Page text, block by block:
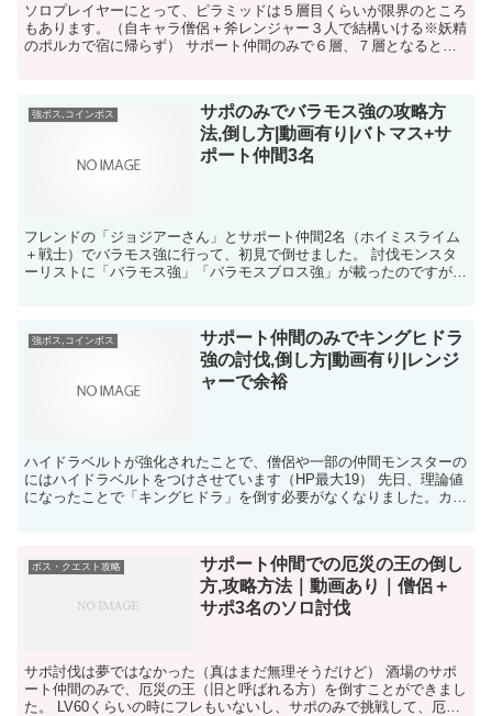
ソロプレイヤーにとって、ピラミッドは５層目くらいが限界のところ
もあります。（自キャラ僧侶＋斧レンジャー３人で結構いける※妖精
のポルカで宿に帰らず） サポート仲間のみで６層、７層となると、
強ボス,コインボス
サポのみでバラモス強の攻略方
法,倒し方|動画有り|バトマス+サ
ポート仲間3名
フレンドの「ジョジアーさん」とサポート仲間2名（ホイミスライム
＋戦士）でバラモス強に行って、初見で倒せました。 討伐モンスタ
ーリストに「バラモス強」「バラモスブロス強」が載ったのですが、
強ボス,コインボス
サポート仲間のみでキングヒドラ
強の討伐,倒し方|動画有り|レンジ
ャーで余裕
ハイドラベルトが強化されたことで、僧侶や一部の仲間モンスターの
にはハイドラベルトをつけさせています（HP最大19） 先日、理論値
になったことで「キングヒドラ」を倒す必要がなくなりました。カー
ボス・クエスト攻略
サポート仲間での厄災の王の倒し
方,攻略方法｜動画あり｜僧侶＋
サポ3名のソロ討伐
サポ討伐は夢ではなかった（真はまだ無理そうだけど） 酒場のサポ
ート仲間のみで、厄災の王（旧と呼ばれる方）を倒すことができまし
た。 LV60くらいの時にフレもいないし、サポのみで挑戦して、厄災